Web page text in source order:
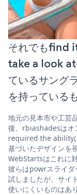
それでもfind
take a look at
ているサング
を持っている
地元の見本市や工芸
後、rbiashadesはオ
required the ability
基づいたデザインを
WebStartsはこれに
彼らはpowrスライ
試しましたが、サイ
使いにくいものはあ